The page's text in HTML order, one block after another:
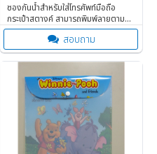
ซองกันน้ำสำหรับใส่โทรศัพท์มือถือ
กระเป๋าสตางค์ สามารถพิมพ์ลายตาม
ความต้องการได้
สอบถาม